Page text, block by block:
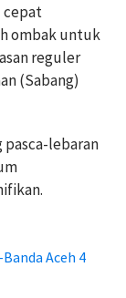
cepat
ombak untuk
reguler
(Sabang)
pasca-lebaran
Aceh 4